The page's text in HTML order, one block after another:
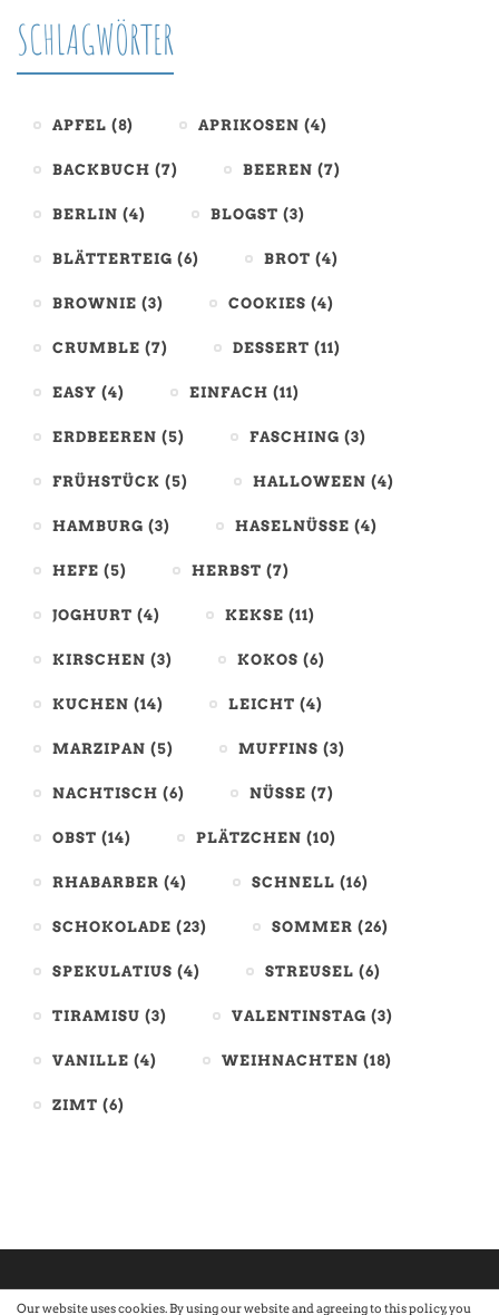
Our website uses cookies. By using our website and agreeing to this policy, you
SCHLAGWÖRTER
APFEL (8) APRIKOSEN (4)
BACKBUCH (7) BEEREN (7)
BERLIN (4) BLOGST (3)
BLÄTTERTEIG (6) BROT (4)
BROWNIE (3) COOKIES (4)
CRUMBLE (7) DESSERT (11)
EASY (4) EINFACH (11)
ERDBEEREN (5) FASCHING (3)
FRÜHSTÜCK (5) HALLOWEEN (4)
HAMBURG (3) HASELNÜSSE (4)
HEFE (5) HERBST (7)
JOGHURT (4) KEKSE (11)
KIRSCHEN (3) KOKOS (6)
KUCHEN (14) LEICHT (4)
MARZIPAN (5) MUFFINS (3)
NACHTISCH (6) NÜSSE (7)
OBST (14) PLÄTZCHEN (10)
RHABARBER (4) SCHNELL (16)
SCHOKOLADE (23) SOMMER (26)
SPEKULATIUS (4) STREUSEL (6)
TIRAMISU (3) VALENTINSTAG (3)
VANILLE (4) WEIHNACHTEN (18)
ZIMT (6)